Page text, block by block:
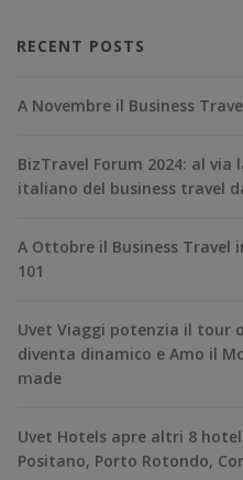
RECENT POSTS
A Novembre il Business
BizTravel Forum 2024: al via
italiano del business travel
A Ottobre il Business
101
Uvet Viaggi potenzia il tour
diventa dinamico e Amo il
made
Uvet Hotels apre altri 8
Positano, Porto Rotondo,